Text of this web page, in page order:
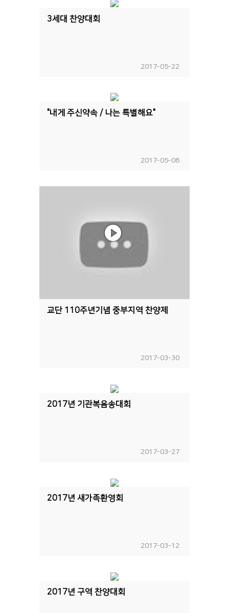
3세대 찬양대회
2017-05-22
"내게 주신약속 / 나는 특별해요"
2017-05-08
교단 110주년기념 중부지역 찬양제
2017-03-30
2017년 기관복음송대회
2017-03-27
2017년 새가족환영회
2017-03-12
2017년 구역 찬양대회